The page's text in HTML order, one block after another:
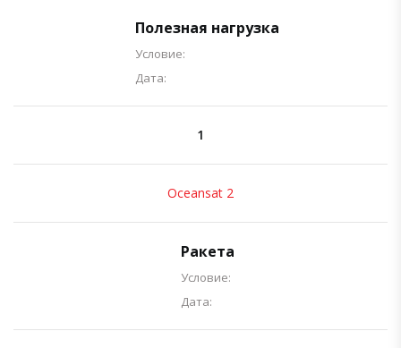
Полезная нагрузка
Условие:
Дата:
1
Oceansat 2
Ракета
Условие:
Дата: